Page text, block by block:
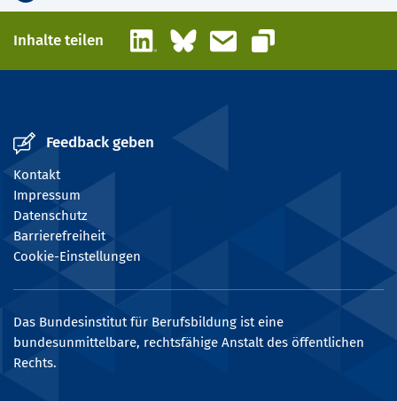
Inhalte teilen LinkedInBlueskyE-Mail
Link kopieren
Feedback geben
Kontakt
Impressum
Datenschutz
Barrierefreiheit
Cookie-Einstellungen
Das Bundesinstitut für Berufsbildung ist eine
bundesunmittelbare, rechtsfähige Anstalt des öffentlichen
Rechts.